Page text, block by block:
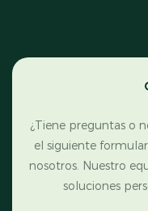
¿Tiene preguntas o
el siguiente
nosotros. Nuestro
soluciones